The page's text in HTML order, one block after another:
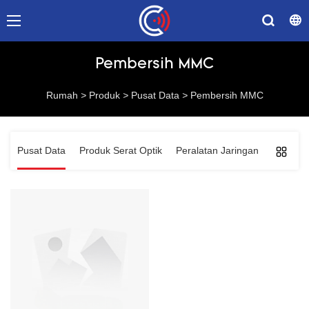
Pembersih MMC
Rumah > Produk > Pusat Data > Pembersih MMC
Pusat Data Produk Serat Optik Peralatan Jaringan Solusi